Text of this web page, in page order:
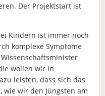
Der Projektstart ist
Kindern ist immer noch
komplexe Symptome
wollen wir in
leisten, dass sich das
wir den Jüngsten am